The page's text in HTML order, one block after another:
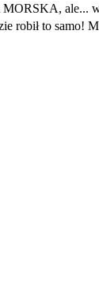
robił to samo!